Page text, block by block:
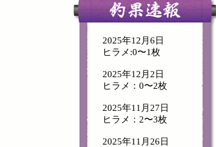
2025年12月6日
ヒラメ:0〜1枚
2025年12月2日
ヒラメ：0〜2枚
2025年11月27日
ヒラメ：2〜3枚
2025年11月26日